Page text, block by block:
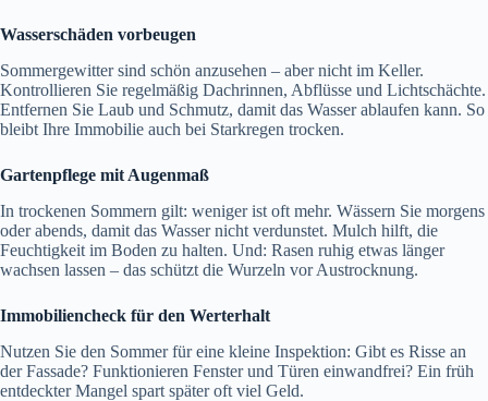
Wasserschäden vorbeugen
Sommergewitter sind schön anzusehen – aber nicht im Keller.
Kontrollieren Sie regelmäßig Dachrinnen, Abflüsse und Lichtschächte.
Entfernen Sie Laub und Schmutz, damit das Wasser ablaufen kann. So
bleibt Ihre Immobilie auch bei Starkregen trocken.
Gartenpflege mit Augenmaß
In trockenen Sommern gilt: weniger ist oft mehr. Wässern Sie morgens
oder abends, damit das Wasser nicht verdunstet. Mulch hilft, die
Feuchtigkeit im Boden zu halten. Und: Rasen ruhig etwas länger
wachsen lassen – das schützt die Wurzeln vor Austrocknung.
Immobiliencheck für den Werterhalt
Nutzen Sie den Sommer für eine kleine Inspektion: Gibt es Risse an
der Fassade? Funktionieren Fenster und Türen einwandfrei? Ein früh
entdeckter Mangel spart später oft viel Geld.